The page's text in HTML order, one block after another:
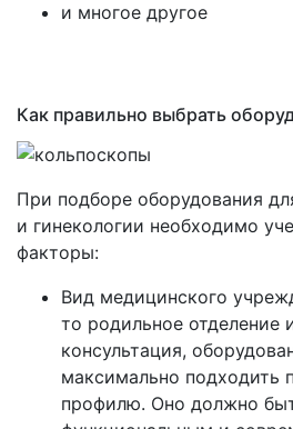
и многое другое
Как правильно выбрать
При подборе оборудования
и гинекологии необходимо
факторы:
Вид медицинского
то родильное отделение
консультация,
максимально подходить
профилю. Оно должно